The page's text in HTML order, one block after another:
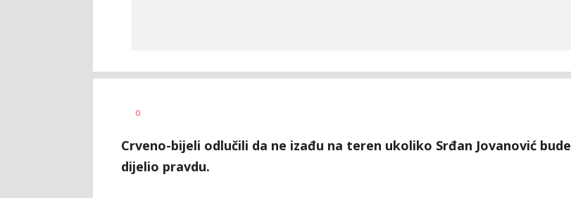
AUTOR
0
Crveno-bijeli odlučili da ne izađu na teren ukoliko Srđan Jovanović bude
dijelio pravdu.